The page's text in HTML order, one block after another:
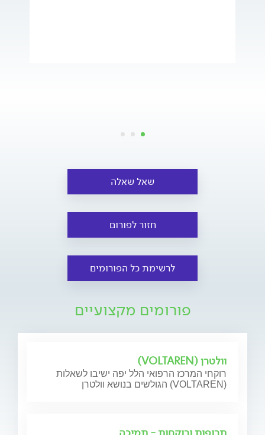
שאל שאלה
חזור לפורום
לרשימת כל הפורומים
פורומים מקצועיים
וולטרן (VOLTAREN)
רוקחי המרכז הרפואי הלל יפה ישיבו לשאלות
הגולשים בנושא וולטרן (VOLTAREN)